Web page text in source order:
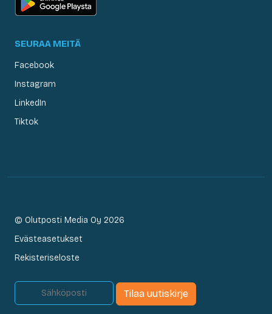
SEURAA MEITÄ
Facebook
Instagram
LinkedIn
Tiktok
© Olutposti Media Oy 2026
Evästeasetukset
Rekisteriseloste
Tilaa uutiskirje